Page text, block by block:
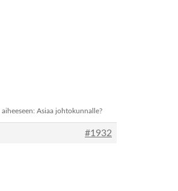
aiheeseen: Asiaa johtokunnalle?
#1932